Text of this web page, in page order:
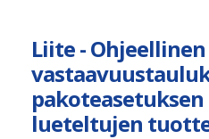
Liite -
lueteltujen